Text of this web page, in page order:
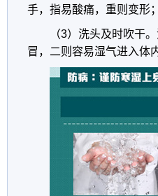
手，指易酸痛，重则变形
（3）洗头及时吹干
冒，二则容易湿气进入体